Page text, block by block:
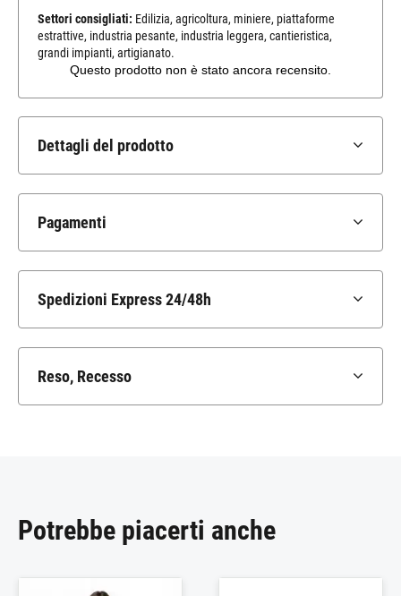
Settori consigliati: Edilizia, agricoltura, miniere, piattaforme
estrattive, industria pesante, industria leggera, cantieristica,
grandi impianti, artigianato.
Dettagli del prodotto
Pagamenti
Spedizioni Express 24/48h
Reso, Recesso
Potrebbe piacerti anche